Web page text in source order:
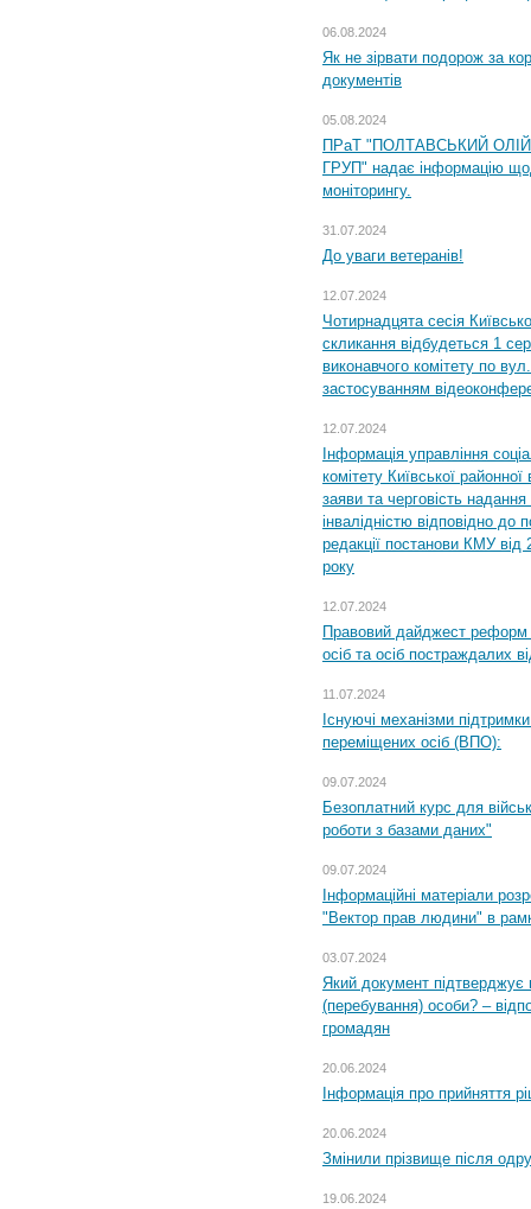
06.08.2024
Як не зірвати подорож за
документів
05.08.2024
ПРаТ "ПОЛТАВСЬКИЙ
ГРУП" надає інформацію
моніторингу.
31.07.2024
До уваги ветеранів!
12.07.2024
Чотирнадцята сесія
скликання відбудеться 1
виконавчого комітету по
застосуванням
12.07.2024
Інформація управління
комітету Київської
заяви та черговість надання
інвалідністю відповідно
редакції постанови КМУ
року
12.07.2024
Правовий дайджест реформ
осіб та осіб постраждалих
11.07.2024
Існуючі механізми
переміщених осіб (ВПО):
09.07.2024
Безоплатний курс для
роботи з базами даних"
09.07.2024
Інформаційні матеріали
"Вектор прав людини" в
03.07.2024
Який документ підтверджує
(перебування) особи? –
громадян
20.06.2024
Інформація про прийняття
20.06.2024
Змінили прізвище після
19.06.2024